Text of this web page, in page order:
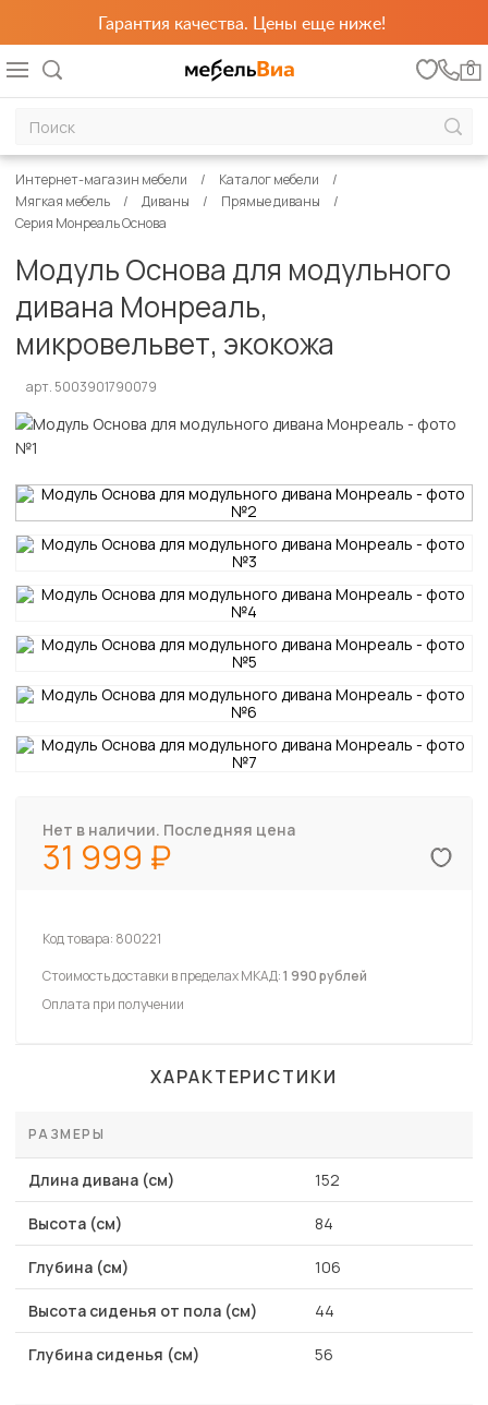
Гарантия качества. Цены еще ниже!
0
Интернет-магазин мебели
Каталог мебели
Мягкая мебель
Диваны
Прямые диваны
Серия Монреаль Основа
Модуль Основа для модульного
дивана Монреаль,
микровельвет, экокожа
арт. 5003901790079
Нет в наличии. Последняя цена
31 999
Код товара: 800221
Стоимость доставки в пределах МКАД:1 990 рублей
Оплата при получении
ХАРАКТЕРИСТИКИ
РАЗМЕРЫ
Длина дивана (см) 152
Высота (см) 84
Глубина (см) 106
Высота сиденья от пола (см) 44
Глубина сиденья (см) 56